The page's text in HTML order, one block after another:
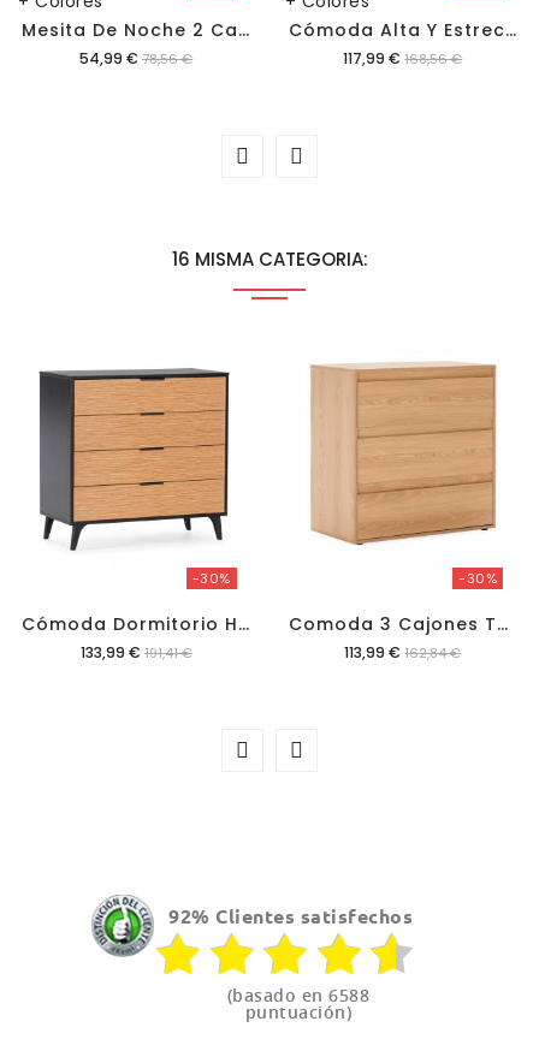
M
Esita De Noche 2 Cajones Phoebe
Precio
54,99 € 78,56 €
C
Ómoda Alta Y Estrecha Phoebe
Precio
117,99 € 168,56 €
16 MISMA CATEGORIA:
-30%
C
Ómoda Dormitorio Hopper
Precio
133,99 € 191,41 €
-30%
C
Omoda 3 Cajones Tora
Precio
113,99 € 162,84 €
92% Clientes satisfechos
(basado en 6588
puntuación)